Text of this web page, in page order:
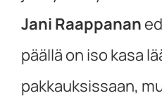
Jani Raappanan
päällä on iso kasa
pakkauksissaan,